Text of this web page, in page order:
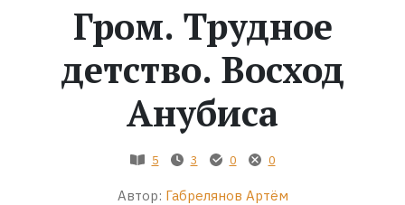
Экранизации
Гром. Трудное
детство. Восход
Анубиса
5 3 0 0
Автор: Габрелянов Артём